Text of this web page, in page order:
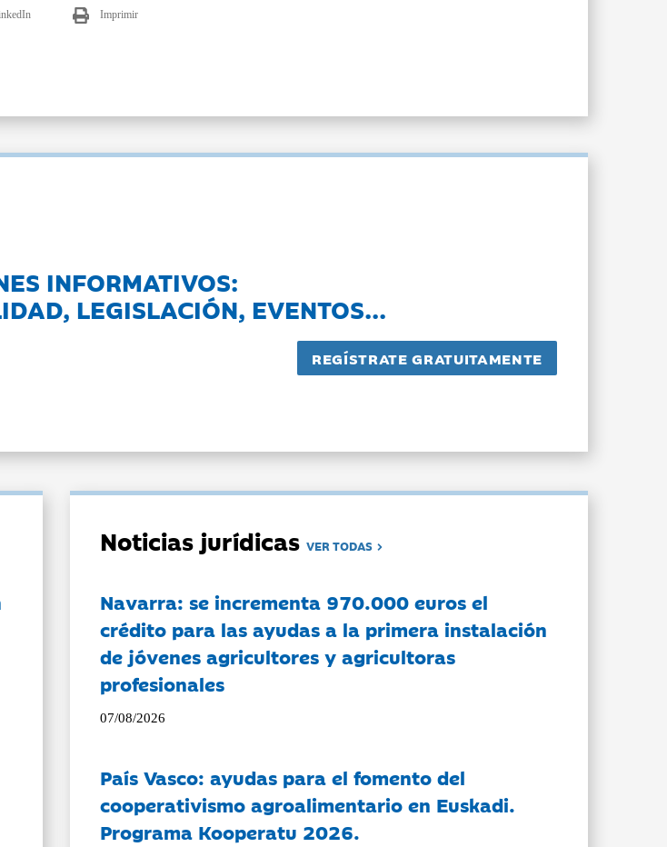
Imprimir
INFORMATIVOS:
LEGISLACIÓN, EVENTOS...
Noticias jurídicasVER TODAS
Navarra: se incrementa 970.000 euros el
crédito para las ayudas a la primera instalación
de jóvenes agricultores y agricultoras
profesionales
07/08/2026
País Vasco: ayudas para el fomento del
cooperativismo agroalimentario en Euskadi.
Programa Kooperatu 2026.